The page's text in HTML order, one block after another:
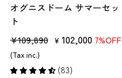
オグニスドーム サマーセッ
ト
販
売
価
¥109,890 セ
ル
¥ 102,000 7%OFF
(Tax inc.)
(83)